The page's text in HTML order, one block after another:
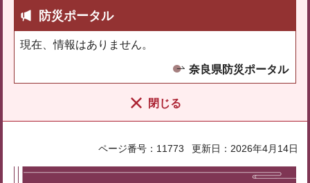
防災ポータル
現在、情報はありません。
奈良県防災ポータル
閉じる
ページ番号：11773 更新日：2026年4月14日